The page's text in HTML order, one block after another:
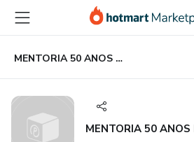
para
conteúdo
principal
para
pagamento
para
rodapé
MENTORIA 50 ANOS EM 1
MENTORIA 50 ANOS